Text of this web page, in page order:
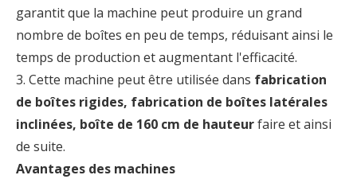
garantit que la machine peut produire un grand
nombre de boîtes en peu de temps, réduisant ainsi le
temps de production et augmentant l'efficacité.
3. Cette machine peut être utilisée dans fabrication
de boîtes rigides, fabrication de boîtes latérales
inclinées, boîte de 160 cm de hauteurfaire et ainsi
de suite.
Avantages des machines